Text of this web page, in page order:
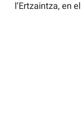
l’Ertzaintza, en